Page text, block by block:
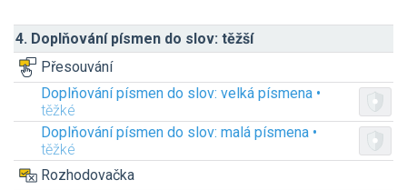
4. Doplňování písmen do slov: těžší
Přesouvání
Doplňování písmen do slov: velká písmena •
těžké
Doplňování písmen do slov: malá písmena •
těžké
Rozhodovačka